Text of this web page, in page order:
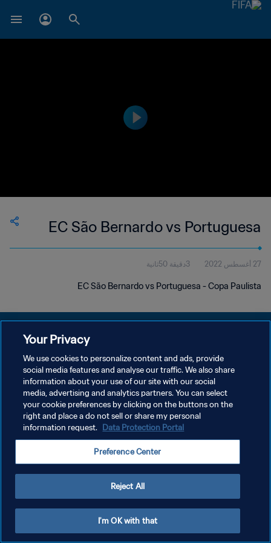
EC São Bernardo vs Portuguesa
27 أغسطس 2022 3دقيقة 50ثانية
EC São Bernardo vs Portuguesa - Copa Paulista
سياسة الخصوصية
إدارة تفضيلات ملفات تعريف الارتباط
Your Privacy
We use cookies to personalize content and ads, provide
social media features and analyse our traffic. We also share
information about your use of our site with our social
media, advertising and analytics partners. You can select
your cookie preferences by clicking on the buttons on the
right and place a do not sell or share my personal
information request. Data Protection Portal
Preference Center
Reject All
I'm OK with that